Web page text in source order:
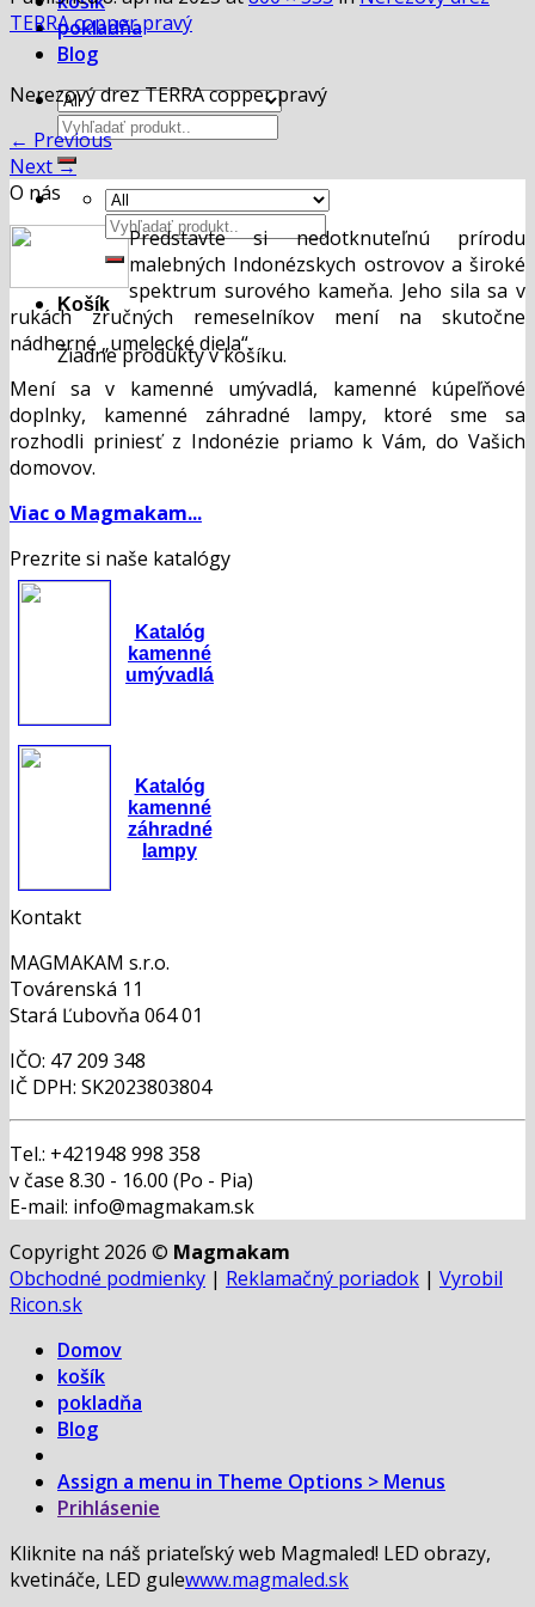
pokladňa
Blog
Hľadať:
Hľadať:
Košík
Žiadne produkty v košíku.
TERRA copper pravý
Nerezový drez TERRA copper pravý
← Previous
Next→
O nás
Predstavte si nedotknuteľnú prírodu
malebných Indonézskych ostrovov a široké
spektrum surového kameňa. Jeho sila sa v
rukách zručných remeselníkov mení na skutočne
nádherné „umelecké diela“.
Mení sa v kamenné umývadlá, kamenné kúpeľňové
doplnky, kamenné záhradné lampy, ktoré sme sa
rozhodli priniesť z Indonézie priamo k Vám, do Vašich
domovov.
Viac o Magmakam...
Prezrite si naše katalógy
Katalóg
kamenné
umývadlá
Katalóg
kamenné
záhradné
lampy
Kontakt
MAGMAKAM s.r.o.
Továrenská 11
Stará Ľubovňa 064 01
IČO: 47 209 348
IČ DPH: SK2023803804
Tel.: +421948 998 358
v čase 8.30 - 16.00 (Po - Pia)
E-mail: info@magmakam.sk
Copyright 2026 © Magmakam
Obchodné podmienky | Reklamačný poriadok | Vyrobil
Ricon.sk
Domov
košík
pokladňa
Blog
Assign a menu in Theme Options > Menus
Prihlásenie
Kliknite na náš priateľský web Magmaled! LED obrazy,
kvetináče, LED gulewww.magmaled.sk